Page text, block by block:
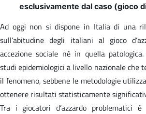
esclusivamente dal caso (gioco
Ad oggi non si dispone in Italia di una
sull’abitudine degli italiani al gioco
accezione sociale né in quella
studi epidemiologici a livello nazionale che
il fenomeno, sebbene le metodologie
ottenere risultati statisticamente
Tra i giocatori d’azzardo problematici è